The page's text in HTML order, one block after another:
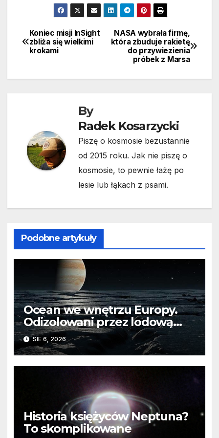
Nawigacja
wpisu
NASA wybrała firmę,
która zbuduje rakietę
do przywiezienia
próbek z Marsa
Koniec misji InSight
zbliża się wielkimi
krokami
By
Radek Kosarzycki
Piszę o kosmosie bezustannie
od 2015 roku. Jak nie piszę o
kosmosie, to pewnie łażę po
lesie lub łąkach z psami.
Podobne artykuły
Ocean we wnętrzu Europy.
Odizolowani przez lodową
barierę
SIE 6, 2026
Historia księżyców Neptuna?
To skomplikowane